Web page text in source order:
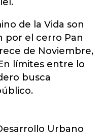
de la Vida son
por el cerro Pan
de Noviembre,
límites entre lo
busca
Urbano